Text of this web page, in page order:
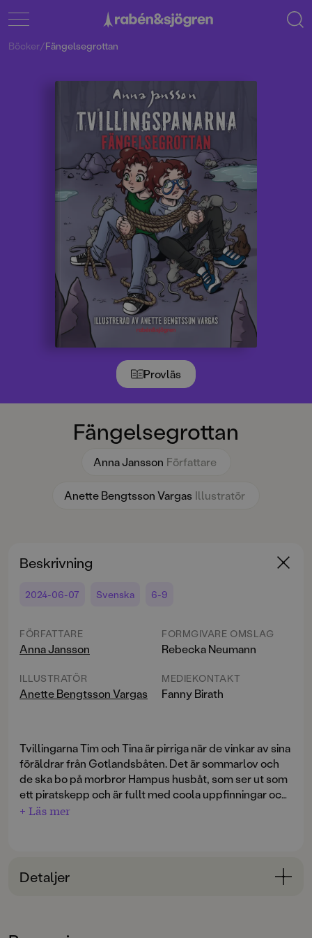
Provläs
Fängelsegrottan
Anna Jansson Författare
Anette Bengtsson Vargas Illustratör
Böcker/Fängelsegrottan
Beskrivning
2024-06-07 Svenska 6-9
FÖRFATTARE
Anna Jansson
ILLUSTRATÖR
Anette Bengtsson Vargas
FORMGIVARE OMSLAG
Rebecka Neumann
MEDIEKONTAKT
Fanny Birath
Tvillingarna Tim och Tina är pirriga när de vinkar av sina
föräldrar från Gotlandsbåten. Det är sommarlov och
de ska bo på morbror Hampus husbåt, som ser ut som
ett piratskepp och är fullt med coola uppfinningar och
laboratorieprylar. Hampus är uppfinnare och kan
ledtrådar tar Tim och Tina saken i egna händer. De är
nämligen experter på spaning! Snart får de hjälp från
+ Läs mer
Detaljer